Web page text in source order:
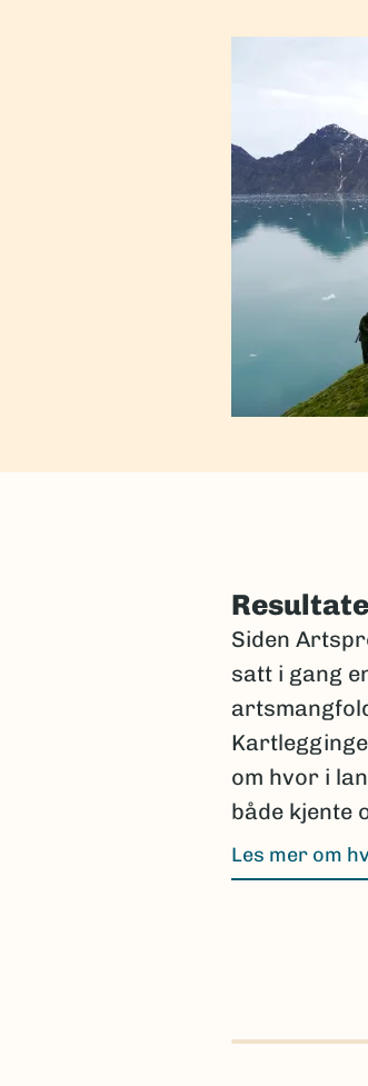
Siden
satt i gang
om hvor i
både kjente
Les mer om